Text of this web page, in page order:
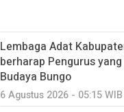
Lembaga Adat
berharap Pengurus
Budaya Bungo
6 Agustus 2026 - 05:15 WIB